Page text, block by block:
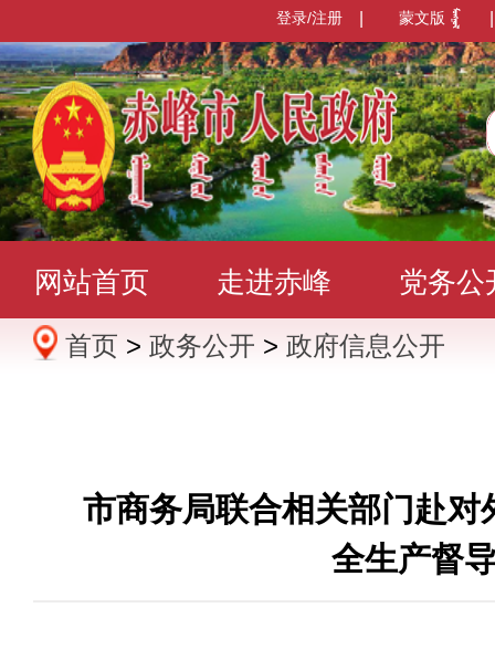
蒙文版
登录/注册
网站首页 走进赤峰 党务公
办事服务 政民互动 数据发
首页 > 政务公开 > 政府信息公开
市商务局联合相关部门赴对
全生产督